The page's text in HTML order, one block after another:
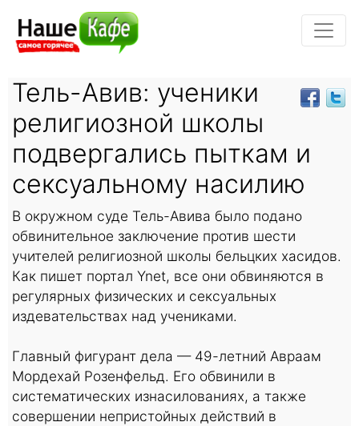
Тель-Авив: ученики
религиозной школы
подвергались пыткам и
сексуальному насилию
В окружном суде Тель-Авива было подано
обвинительное заключение против шести
учителей религиозной школы бельцких хасидов.
Как пишет портал Ynet, все они обвиняются в
регулярных физических и сексуальных
издевательствах над учениками.
Главный фигурант дела — 49-летний Авраам
Мордехай Розенфельд. Его обвинили в
систематических изнасилованиях, а также
совершении непристойных действий в